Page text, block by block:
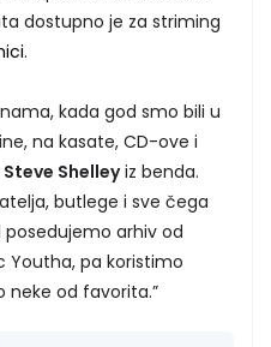
dostupno je za striming
.
kada god smo bili u
na kasate, CD-ove i
Steve Shelleyiz benda.
butlege i sve čega
arhiv od
Youtha, pa koristimo
neke od favorita.”